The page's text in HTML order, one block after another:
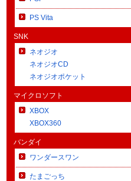
PS Vita
SNK
ネオジオ
ネオジオCD
ネオジオポケット
マイクロソフト
XBOX
XBOX360
バンダイ
ワンダースワン
たまごっち